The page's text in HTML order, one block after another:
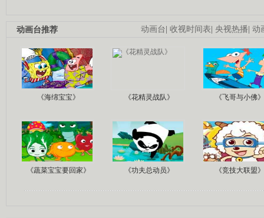
动画台 收视时间表 央视热播 动
动画台推荐
《海绵宝宝》 《花精灵战队》 《飞哥与小佛》
《蔬菜宝宝要回家》 《功夫总动员》 《竞技大联盟》